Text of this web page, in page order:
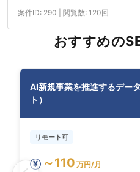
案件ID: 290 | 閲覧数: 120回
おすすめの
AI新規事業を推進するデー
ト）
リモート可
¥ ～110 万円/月